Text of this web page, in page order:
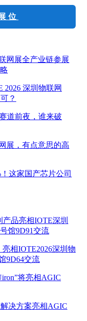
位
网展全产业链参展
2026 深圳物联网
？
道前夜，谁来破
展，有点意思的高
这家国产芯片公司
品亮相IOTE深圳
馆9D91交流
相IOTE2026深圳物
9D64交流
将亮相AGIC
决方案亮相AGIC